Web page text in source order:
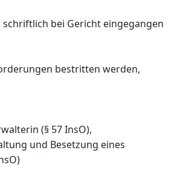
bei Gericht eingegangen
bestritten werden,
(§ 57 InsO),
und Besetzung eines